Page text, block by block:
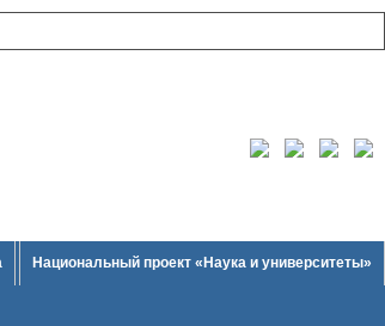
Национальный проект «Наука и университеты»